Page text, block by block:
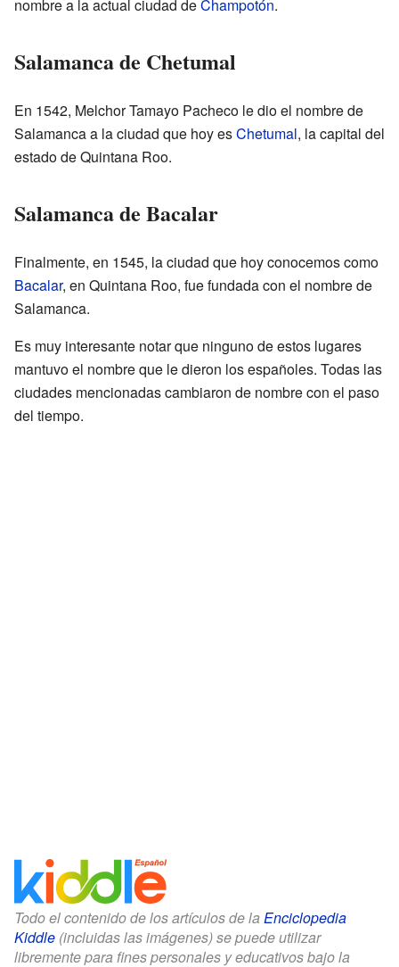
nombre a la actual ciudad deChampotón.
Salamanca de Chetumal
En 1542, Melchor Tamayo Pacheco le dio el nombre de
Salamanca a la ciudad que hoy esChetumal, la capital del
estado de Quintana Roo.
Salamanca de Bacalar
Finalmente, en 1545, la ciudad que hoy conocemos como
Bacalar, en Quintana Roo, fue fundada con el nombre de
Salamanca.
Es muy interesante notar que ninguno de estos lugares
mantuvo el nombre que le dieron los españoles. Todas las
ciudades mencionadas cambiaron de nombre con el paso
del tiempo.
Todo el contenido de los artículos de la Enciclopedia
Kiddle (incluidas las imágenes) se puede utilizar
libremente para fines personales y educativos bajo la